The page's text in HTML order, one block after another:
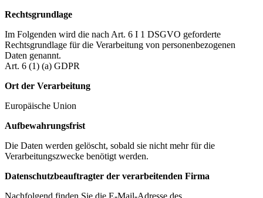
Rechtsgrundlage
Im Folgenden wird die nach Art. 6 I 1 DSGVO geforderte
Rechtsgrundlage für die Verarbeitung von personenbezogenen
Daten genannt.
Art. 6 (1) (a) GDPR
Ort der Verarbeitung
Europäische Union
Aufbewahrungsfrist
Die Daten werden gelöscht, sobald sie nicht mehr für die
Verarbeitungszwecke benötigt werden.
Datenschutzbeauftragter der verarbeitenden Firma
Nachfolgend finden Sie die E-Mail-Adresse des